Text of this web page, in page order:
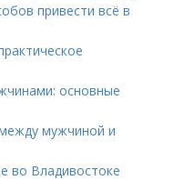
привести всё в
основные
мужчиной и
во Владивостоке